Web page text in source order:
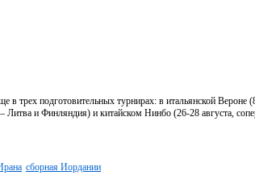
в трех подготовительных турнирах: в итальянской Вероне
Литва и Финляндия) и китайском Нинбо (26-28 августа,
сборная Иордании